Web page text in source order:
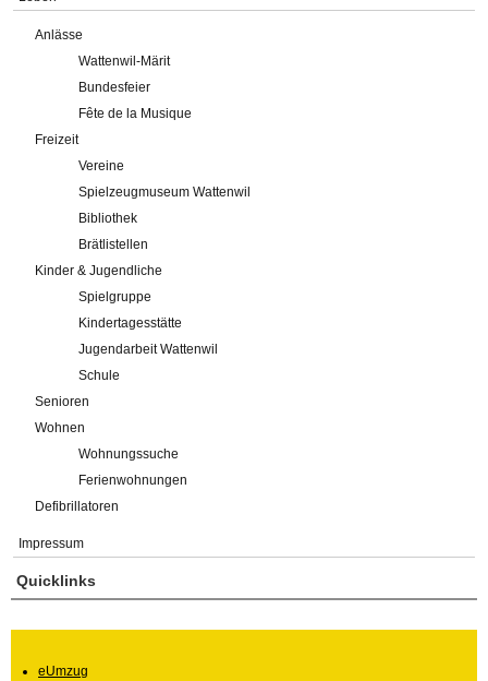
Anlässe
Wattenwil-Märit
Bundesfeier
Fête de la Musique
Freizeit
Vereine
Spielzeugmuseum Wattenwil
Bibliothek
Brätlistellen
Kinder & Jugendliche
Spielgruppe
Kindertagesstätte
Jugendarbeit Wattenwil
Schule
Senioren
Wohnen
Wohnungssuche
Ferienwohnungen
Defibrillatoren
Impressum
Quicklinks
eUmzug